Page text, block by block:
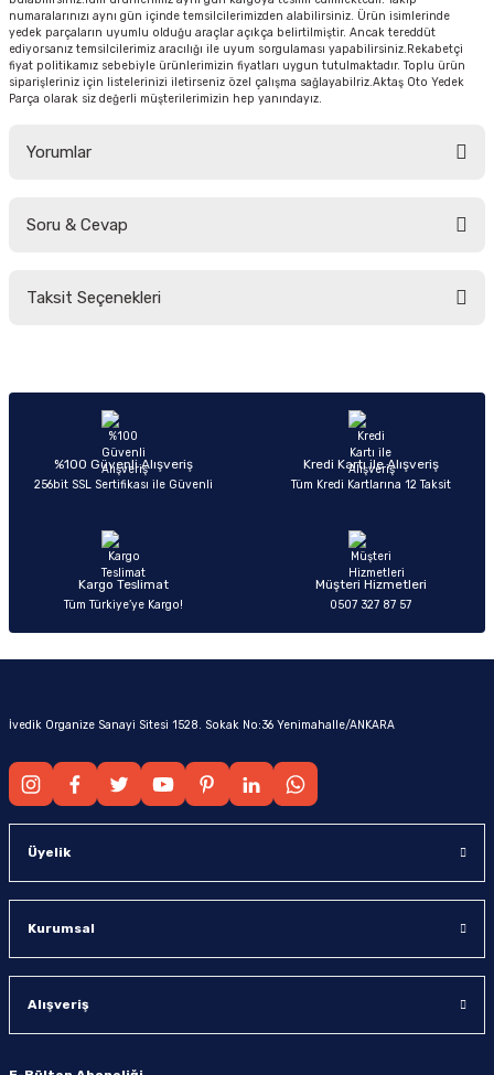
numaralarınızı aynı gün içinde temsilcilerimizden alabilirsiniz. Ürün isimlerinde
yedek parçaların uyumlu olduğu araçlar açıkça belirtilmiştir. Ancak tereddüt
ediyorsanız temsilcilerimiz aracılığı ile uyum sorgulaması yapabilirsiniz.Rekabetçi
fiyat politikamız sebebiyle ürünlerimizin fiyatları uygun tutulmaktadır. Toplu ürün
siparişleriniz için listelerinizi iletirseniz özel çalışma sağlayabilriz.Aktaş Oto Yedek
Parça olarak siz değerli müşterilerimizin hep yanındayız.
Yorumlar
Soru & Cevap
Taksit Seçenekleri
%100 Güvenli Alışveriş
256bit SSL Sertifikası ile Güvenli
Kredi Kartı ile Alışveriş
Tüm Kredi Kartlarına 12 Taksit
Kargo Teslimat
Tüm Türkiye’ye Kargo!
Müşteri Hizmetleri
0507 327 87 57
İvedik Organize Sanayi Sitesi 1528. Sokak No:36 Yenimahalle/ANKARA
Üyelik
Kurumsal
Alışveriş